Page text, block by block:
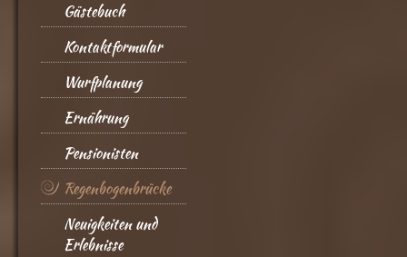
Gästebuch
Kontaktformular
Wurfplanung
Ernährung
Pensionisten
Regenbogenbrücke
Neuigkeiten und
Erlebnisse